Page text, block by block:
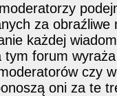
za obraźliwe
każdej
tym forum
czy
oni za te